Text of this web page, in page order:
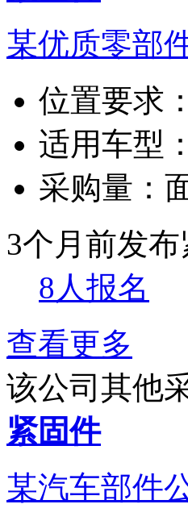
某优质零部
位置要求：
适用车型：
采购量：
3个月前发布
8人报名
查看更多
该公司其他
紧固件
某汽车部件